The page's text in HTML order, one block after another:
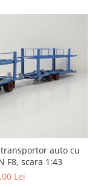
auto cu
F8, scara 1:43
Lei